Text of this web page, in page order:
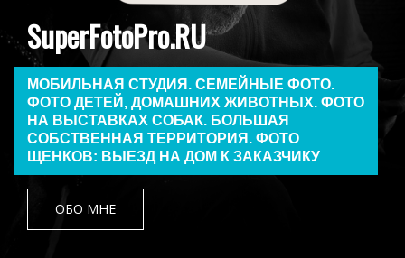
SuperFotoPro.RU
МОБИЛЬНАЯ СТУДИЯ. СЕМЕЙНЫЕ ФОТО.
ФОТО ДЕТЕЙ, ДОМАШНИХ ЖИВОТНЫХ. ФОТО
НА ВЫСТАВКАХ СОБАК. БОЛЬШАЯ
СОБСТВЕННАЯ ТЕРРИТОРИЯ. ФОТО
ЩЕНКОВ: ВЫЕЗД НА ДОМ К ЗАКАЗЧИКУ
ОБО МНЕ